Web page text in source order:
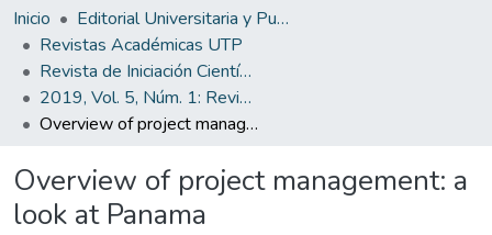
Inicio
Editorial Universitaria y Publicaciones Seriadas
Revistas Académicas UTP
Revista de Iniciación Científica
2019, Vol. 5, Núm. 1: Revista de Iniciación Científica
Overview of project management: a look at Panama
Overview of project management: a
look at Panama